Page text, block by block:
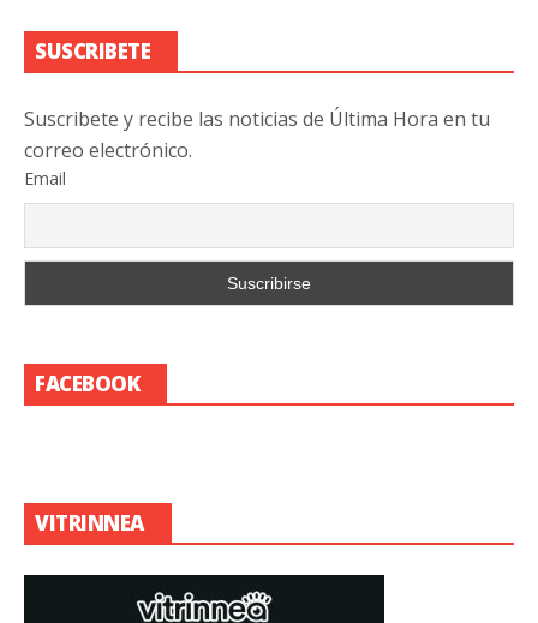
SUSCRIBETE
Suscribete y recibe las noticias de Última Hora en tu
correo electrónico.
Email
FACEBOOK
VITRINNEA